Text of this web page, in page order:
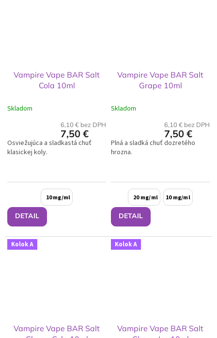
Vampire Vape BAR Salt
Cola 10ml
Skladom
6,10 € bez DPH
7,50 €
DETAIL
Osviežujúca a sladkastá chuť
klasickej koly.
10 mg/ml
Vampire Vape BAR Salt
Grape 10ml
Skladom
6,10 € bez DPH
7,50 €
DETAIL
Plná a sladká chuť dozretého
hrozna.
20 mg/ml 10 mg/ml
Kolok A
Vampire Vape BAR Salt
Kolok A
Vampire Vape BAR Salt